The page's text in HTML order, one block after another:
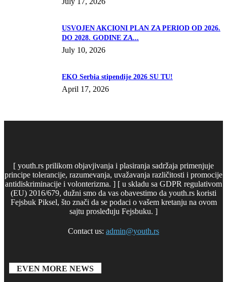
USVOJEN AKCIONI PLAN ZA PERIOD OD 2026.
DO 2028. GODINE ZA...
July 10, 2026
EKO Serbia stipendije 2026 SU TU!
April 17, 2026
[ youth.rs prilikom objavjivanja i plasiranja sadržaja primenjuje
principe tolerancije, razumevanja, uvažavanja različitosti i promocije
antidiskriminacije i volonterizma. ] [ u skladu sa GDPR regulativom
(EU) 2016/679, dužni smo da vas obavestimo da youth.rs koristi
Fejsbuk Piksel, što znači da se podaci o vašem kretanju na ovom
sajtu prosleđuju Fejsbuku. ]
Contact us: admin@youth.rs
EVEN MORE NEWS